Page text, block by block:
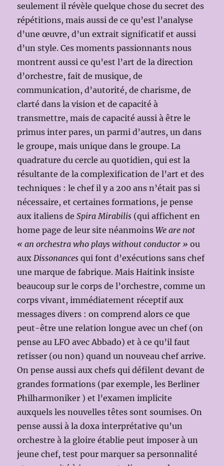
seulement il révèle quelque chose du secret des
répétitions, mais aussi de ce qu’est l’analyse
d’une œuvre, d’un extrait significatif et aussi
d’un style. Ces moments passionnants nous
montrent aussi ce qu’est l’art de la direction
d’orchestre, fait de musique, de
communication, d’autorité, de charisme, de
clarté dans la vision et de capacité à
transmettre, mais de capacité aussi à être le
primus inter pares, un parmi d’autres, un dans
le groupe, mais unique dans le groupe. La
quadrature du cercle au quotidien, qui est la
résultante de la complexification de l’art et des
techniques : le chef il y a 200 ans n’était pas si
nécessaire, et certaines formations, je pense
aux italiens deSpira Mirabilis (qui affichent en
home page de leur site néanmoinsWe are not
« an orchestra who plays without conductor » ou
aux Dissonances qui font d’exécutions sans chef
une marque de fabrique. Mais Haitink insiste
beaucoup sur le corps de l’orchestre, comme un
corps vivant, immédiatement réceptif aux
messages divers : on comprend alors ce que
peut-être une relation longue avec un chef (on
pense au LFO avec Abbado) et à ce qu’il faut
retisser (ou non) quand un nouveau chef arrive.
On pense aussi aux chefs qui défilent devant de
grandes formations (par exemple, les Berliner
Philharmoniker ) et l’examen implicite
auxquels les nouvelles têtes sont soumises. On
pense aussi à la doxa interprétative qu’un
orchestre à la gloire établie peut imposer à un
jeune chef, test pour marquer sa personnalité